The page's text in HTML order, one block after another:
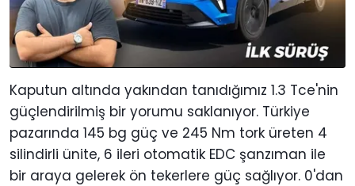
Kaputun altında yakından tanıdığımız 1.3 Tce'nin
güçlendirilmiş bir yorumu saklanıyor. Türkiye
pazarında 145 bg güç ve 245 Nm tork üreten 4
silindirli ünite, 6 ileri otomatik EDC şanzıman ile
bir araya gelerek ön tekerlere güç sağlıyor. 0'dan